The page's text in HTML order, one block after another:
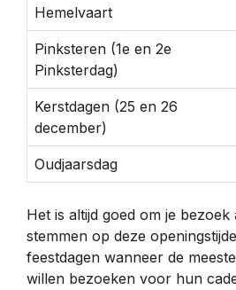
Hemelvaart
Pinksteren (1e en 2e
Pinksterdag)
Kerstdagen (25 en 26
december)
Oudjaarsdag
Het is altijd goed om je bezoek
stemmen op deze
feestdagen wanneer de
willen bezoeken voor hun